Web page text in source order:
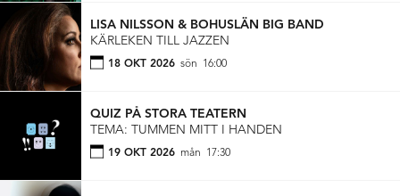
LISA NILSSON & BOHUSLÄN BIG BAND
KÄRLEKEN TILL JAZZEN
18 OKT 2026 sön 16:00
QUIZ PÅ STORA TEATERN
TEMA: TUMMEN MITT I HANDEN
19 OKT 2026 mån 17:30